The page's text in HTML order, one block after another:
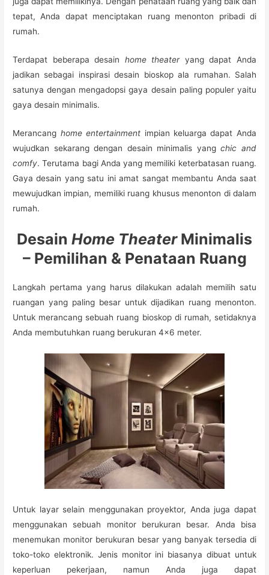
tepat, Anda dapat menciptakan ruang menonton pribadi di
rumah.
Terdapat beberapa desain home theateryang dapat Anda
jadikan sebagai inspirasi desain bioskop ala rumahan. Salah
satunya dengan mengadopsi gaya desain paling populer yaitu
gaya desain minimalis.
Merancang home entertainment impian keluarga dapat Anda
wujudkan sekarang dengan desain minimalis yangchic and
comfy. Terutama bagi Anda yang memiliki keterbatasan ruang.
Gaya desain yang satu ini amat sangat membantu Anda saat
mewujudkan impian, memiliki ruang khusus menonton di dalam
rumah.
Desain Home TheaterMinimalis
– Pemilihan & Penataan Ruang
Langkah pertama yang harus dilakukan adalah memilih satu
ruangan yang paling besar untuk dijadikan ruang menonton.
Untuk merancang sebuah ruang bioskop di rumah, setidaknya
Anda membutuhkan ruang berukuran 4×6 meter.
Untuk layar selain menggunakan proyektor, Anda juga dapat
menggunakan sebuah monitor berukuran besar. Anda bisa
menemukan monitor berukuran besar yang banyak tersedia di
toko-toko elektronik. Jenis monitor ini biasanya dibuat untuk
keperluan pekerjaan, namun Anda juga dapat